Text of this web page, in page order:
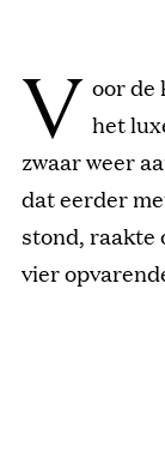
V oor de
het
zwaar weer
dat eerder
stond, raakte
vier